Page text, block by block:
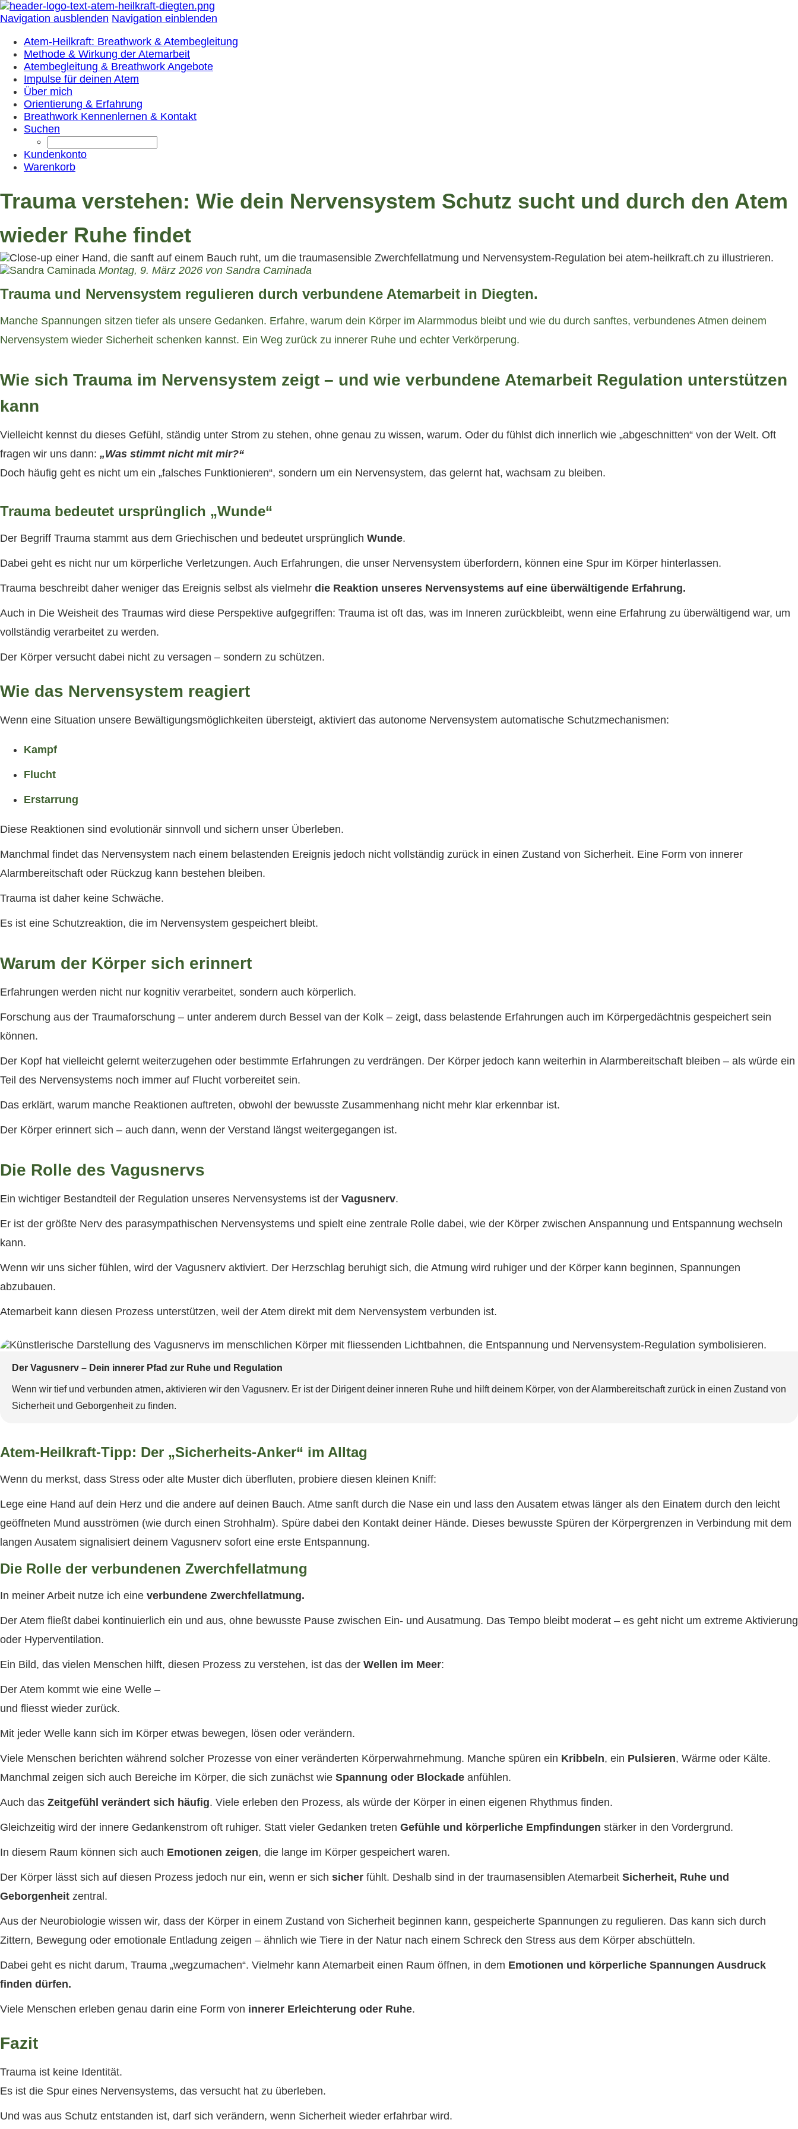
Navigation ausblenden Navigation einblenden
Atem-Heilkraft: Breathwork & Atembegleitung
Methode & Wirkung der Atemarbeit
Atembegleitung & Breathwork Angebote
Impulse für deinen Atem
Über mich
Orientierung & Erfahrung
Breathwork Kennenlernen & Kontakt
Suchen
Kundenkonto
Warenkorb
Trauma verstehen: Wie dein Nervensystem Schutz sucht und durch den Atem
wieder Ruhe findet
Montag, 9. März 2026 von Sandra Caminada
Trauma und Nervensystem regulieren durch verbundene Atemarbeit in Diegten.
Manche Spannungen sitzen tiefer als unsere Gedanken. Erfahre, warum dein Körper im Alarmmodus bleibt und wie du durch sanftes, verbundenes Atmen deinem
Nervensystem wieder Sicherheit schenken kannst. Ein Weg zurück zu innerer Ruhe und echter Verkörperung.
Wie sich Trauma im Nervensystem zeigt – und wie verbundene Atemarbeit Regulation unterstützen
kann
Vielleicht kennst du dieses Gefühl, ständig unter Strom zu stehen, ohne genau zu wissen, warum. Oder du fühlst dich innerlich wie „abgeschnitten“ von der Welt. Oft
fragen wir uns dann: „Was stimmt nicht mit mir?“
Doch häufig geht es nicht um ein „falsches Funktionieren“, sondern um ein Nervensystem, das gelernt hat, wachsam zu bleiben.
Trauma bedeutet ursprünglich „Wunde“
Der Begriff Trauma stammt aus dem Griechischen und bedeutet ursprünglich Wunde.
Dabei geht es nicht nur um körperliche Verletzungen. Auch Erfahrungen, die unser Nervensystem überfordern, können eine Spur im Körper hinterlassen.
Trauma beschreibt daher weniger das Ereignis selbst als vielmehr die Reaktion unseres Nervensystems auf eine überwältigende Erfahrung.
Auch in Die Weisheit des Traumas wird diese Perspektive aufgegriffen: Trauma ist oft das, was im Inneren zurückbleibt, wenn eine Erfahrung zu überwältigend war, um
vollständig verarbeitet zu werden.
Der Körper versucht dabei nicht zu versagen – sondern zu schützen.
Wie das Nervensystem reagiert
Wenn eine Situation unsere Bewältigungsmöglichkeiten übersteigt, aktiviert das autonome Nervensystem automatische Schutzmechanismen:
Kampf
Flucht
Erstarrung
Diese Reaktionen sind evolutionär sinnvoll und sichern unser Überleben.
Manchmal findet das Nervensystem nach einem belastenden Ereignis jedoch nicht vollständig zurück in einen Zustand von Sicherheit. Eine Form von innerer
Alarmbereitschaft oder Rückzug kann bestehen bleiben.
Trauma ist daher keine Schwäche.
Es ist eine Schutzreaktion, die im Nervensystem gespeichert bleibt.
Warum der Körper sich erinnert
Erfahrungen werden nicht nur kognitiv verarbeitet, sondern auch körperlich.
Forschung aus der Traumaforschung – unter anderem durch Bessel van der Kolk – zeigt, dass belastende Erfahrungen auch im Körpergedächtnis gespeichert sein
können.
Der Kopf hat vielleicht gelernt weiterzugehen oder bestimmte Erfahrungen zu verdrängen. Der Körper jedoch kann weiterhin in Alarmbereitschaft bleiben – als würde ein
Teil des Nervensystems noch immer auf Flucht vorbereitet sein.
Das erklärt, warum manche Reaktionen auftreten, obwohl der bewusste Zusammenhang nicht mehr klar erkennbar ist.
Der Körper erinnert sich – auch dann, wenn der Verstand längst weitergegangen ist.
Die Rolle des Vagusnervs
Ein wichtiger Bestandteil der Regulation unseres Nervensystems ist der Vagusnerv.
Er ist der größte Nerv des parasympathischen Nervensystems und spielt eine zentrale Rolle dabei, wie der Körper zwischen Anspannung und Entspannung wechseln
kann.
Wenn wir uns sicher fühlen, wird der Vagusnerv aktiviert. Der Herzschlag beruhigt sich, die Atmung wird ruhiger und der Körper kann beginnen, Spannungen
abzubauen.
Atemarbeit kann diesen Prozess unterstützen, weil der Atem direkt mit dem Nervensystem verbunden ist.
Der Vagusnerv – Dein innerer Pfad zur Ruhe und Regulation
Wenn wir tief und verbunden atmen, aktivieren wir den Vagusnerv. Er ist der Dirigent deiner inneren Ruhe und hilft deinem Körper, von der Alarmbereitschaft zurück in einen Zustand von
Sicherheit und Geborgenheit zu finden.
Atem-Heilkraft-Tipp: Der „Sicherheits-Anker“ im Alltag
Wenn du merkst, dass Stress oder alte Muster dich überfluten, probiere diesen kleinen Kniff:
Lege eine Hand auf dein Herz und die andere auf deinen Bauch. Atme sanft durch die Nase ein und lass den Ausatem etwas länger als den Einatem durch den leicht
geöffneten Mund ausströmen (wie durch einen Strohhalm). Spüre dabei den Kontakt deiner Hände. Dieses bewusste Spüren der Körpergrenzen in Verbindung mit dem
langen Ausatem signalisiert deinem Vagusnerv sofort eine erste Entspannung.
Die Rolle der verbundenen Zwerchfellatmung
In meiner Arbeit nutze ich eine verbundene Zwerchfellatmung.
Der Atem fließt dabei kontinuierlich ein und aus, ohne bewusste Pause zwischen Ein- und Ausatmung. Das Tempo bleibt moderat – es geht nicht um extreme Aktivierung
oder Hyperventilation.
Ein Bild, das vielen Menschen hilft, diesen Prozess zu verstehen, ist das der Wellen im Meer:
Der Atem kommt wie eine Welle –
und fliesst wieder zurück.
Mit jeder Welle kann sich im Körper etwas bewegen, lösen oder verändern.
Viele Menschen berichten während solcher Prozesse von einer veränderten Körperwahrnehmung. Manche spüren ein Kribbeln, ein Pulsieren, Wärme oder Kälte.
Manchmal zeigen sich auch Bereiche im Körper, die sich zunächst wie Spannung oder Blockade anfühlen.
Auch das Zeitgefühl verändert sich häufig. Viele erleben den Prozess, als würde der Körper in einen eigenen Rhythmus finden.
Gleichzeitig wird der innere Gedankenstrom oft ruhiger. Statt vieler Gedanken treten Gefühle und körperliche Empfindungen stärker in den Vordergrund.
In diesem Raum können sich auch Emotionen zeigen, die lange im Körper gespeichert waren.
Der Körper lässt sich auf diesen Prozess jedoch nur ein, wenn er sich sicher fühlt. Deshalb sind in der traumasensiblen Atemarbeit Sicherheit, Ruhe und
Geborgenheit zentral.
Aus der Neurobiologie wissen wir, dass der Körper in einem Zustand von Sicherheit beginnen kann, gespeicherte Spannungen zu regulieren. Das kann sich durch
Zittern, Bewegung oder emotionale Entladung zeigen – ähnlich wie Tiere in der Natur nach einem Schreck den Stress aus dem Körper abschütteln.
Dabei geht es nicht darum, Trauma „wegzumachen“. Vielmehr kann Atemarbeit einen Raum öffnen, in dem Emotionen und körperliche Spannungen Ausdruck
finden dürfen.
Viele Menschen erleben genau darin eine Form von innerer Erleichterung oder Ruhe.
Fazit
Trauma ist keine Identität.
Es ist die Spur eines Nervensystems, das versucht hat zu überleben.
Und was aus Schutz entstanden ist, darf sich verändern, wenn Sicherheit wieder erfahrbar wird.